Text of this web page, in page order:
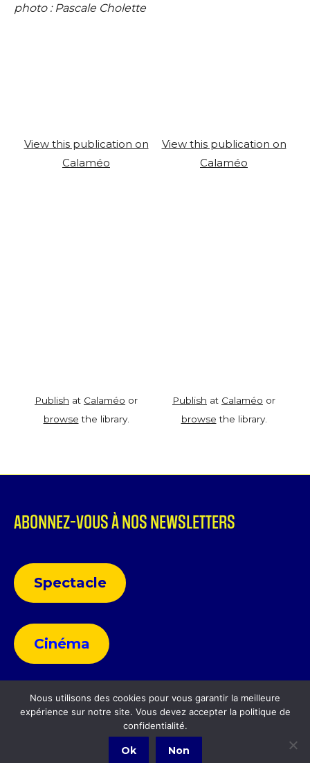
photo : Pascale Cholette
View this publication on
Calaméo
Publish at Calaméo or
browse the library.
View this publication on
Calaméo
Publish at Calaméo or
browse the library.
ABONNEZ-VOUS À NOS NEWSLETTERS
Spectacle
Cinéma
Politique de confidentialité
Nous utilisons des cookies pour vous garantir la meilleure
expérience sur notre site. Vous devez accepter la politique de
confidentialité.
Ok Non